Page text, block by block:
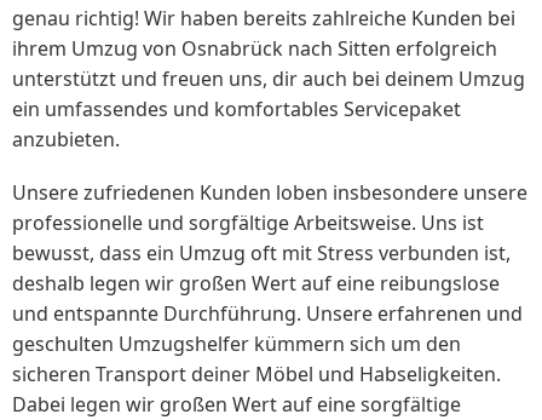
genau richtig! Wir haben bereits zahlreiche Kunden bei
ihrem Umzug von Osnabrück nach Sitten erfolgreich
unterstützt und freuen uns, dir auch bei deinem Umzug
ein umfassendes und komfortables Servicepaket
anzubieten.
Unsere zufriedenen Kunden loben insbesondere unsere
professionelle und sorgfältige Arbeitsweise. Uns ist
bewusst, dass ein Umzug oft mit Stress verbunden ist,
deshalb legen wir großen Wert auf eine reibungslose
und entspannte Durchführung. Unsere erfahrenen und
geschulten Umzugshelfer kümmern sich um den
sicheren Transport deiner Möbel und Habseligkeiten.
Dabei legen wir großen Wert auf eine sorgfältige